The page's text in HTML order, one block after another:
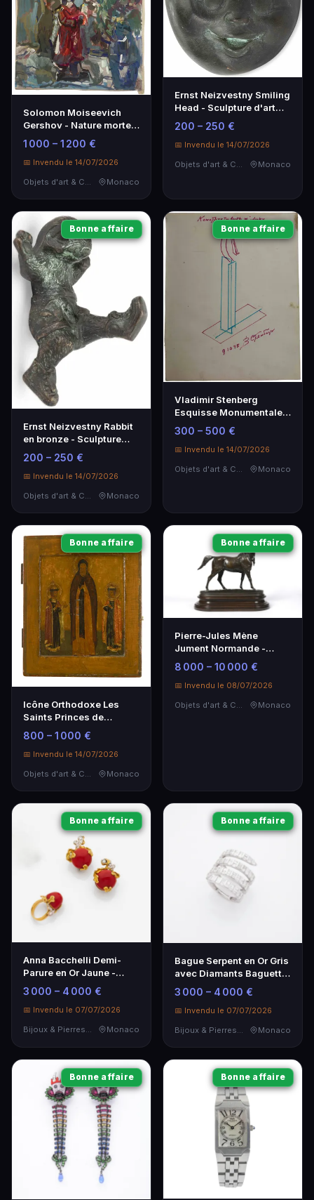
Solomon Moiseevich
Gershov - Nature morte
avec Japonaise, 1906-
1989
1 000 – 1 200 €
📅 Invendu le 14/07/2026
Objets d'art & Curiosités
Monaco
Ernst Neizvestny Smiling
Head - Sculpture d'art
contemporain
200 – 250 €
📅 Invendu le 14/07/2026
Monaco
Bonne affaire
Ernst Neizvestny Rabbit
en bronze - Sculpture
d'art contemporain
200 – 250 €
📅 Invendu le 14/07/2026
Objets d'art & Curiosités
Monaco
Bonne affaire
Vladimir Stenberg
Esquisse Monumentale -
Art Russe du XXe Siècle
300 – 500 €
📅 Invendu le 14/07/2026
Objets d'art & Curiosités
Monaco
Bonne affaire
Icône Orthodoxe Les
Saints Princes de
Iaroslavl – Théodore et
David
800 – 1 000 €
📅 Invendu le 14/07/2026
Objets d'art & Curiosités
Monaco
Bonne affaire
Pierre-Jules Mène
Jument Normande -
Sculpture d'Art Équestre
8 000 – 10 000 €
📅 Invendu le 08/07/2026
Objets d'art & Curiosités
Monaco
Bonne affaire
Anna Bacchelli Demi-
Parure en Or Jaune -
Élégance et Raffinement
3 000 – 4 000 €
📅 Invendu le 07/07/2026
Bijoux & Pierres Précieuses
Monaco
Bonne affaire
Bague Serpent en Or Gris
avec Diamants Baguette
- Élégance et
Raffinement
3 000 – 4 000 €
📅 Invendu le 07/07/2026
Bijoux & Pierres Précieuses
Monaco
Bonne affaire Bonne affaire